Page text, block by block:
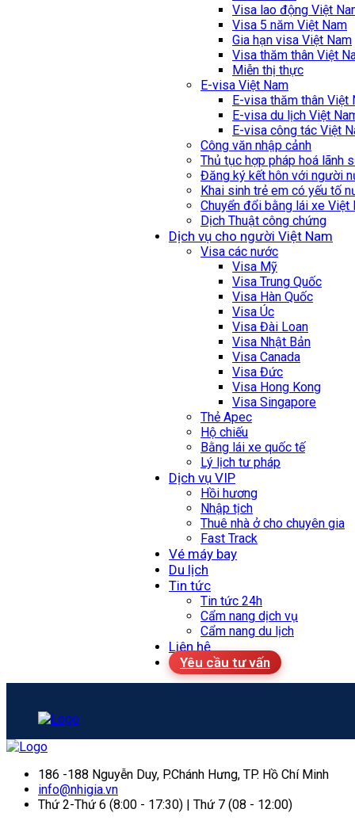
Visa lao động Việt
Visa 5 năm Việt Nam
Gia hạn visa Việt Nam
Visa thăm thân Việt
Miễn thị thực
E-visa Việt Nam
E-visa thăm thân Việt
E-visa du lịch Việt
E-visa công tác Việt
Công văn nhập cảnh
Thủ tục hợp pháp hoá lãnh
Đăng ký kết hôn với người
Khai sinh trẻ em có yếu tố
Chuyển đổi bằng lái xe Việt
Dịch Thuật công chứng
Dịch vụ cho người Việt Nam
Visa các nước
Visa Mỹ
Visa Trung Quốc
Visa Hàn Quốc
Visa Úc
Visa Đài Loan
Visa Nhật Bản
Visa Canada
Visa Đức
Visa Hong Kong
Visa Singapore
Thẻ Apec
Hộ chiếu
Bằng lái xe quốc tế
Lý lịch tư pháp
Dịch vụ VIP
Hồi hương
Nhập tịch
Thuê nhà ở cho chuyên gia
Fast Track
Vé máy bay
Du lịch
Tin tức
Tin tức 24h
Cẩm nang dịch vụ
Cẩm nang du lịch
Liên hệ
Yêu cầu tư vấn
186 -188 Nguyễn Duy, P.Chánh Hưng, TP. Hồ Chí Minh
info@nhigia.vn
Thứ 2-Thứ 6 (8:00 - 17:30) | Thứ 7 (08 - 12:00)